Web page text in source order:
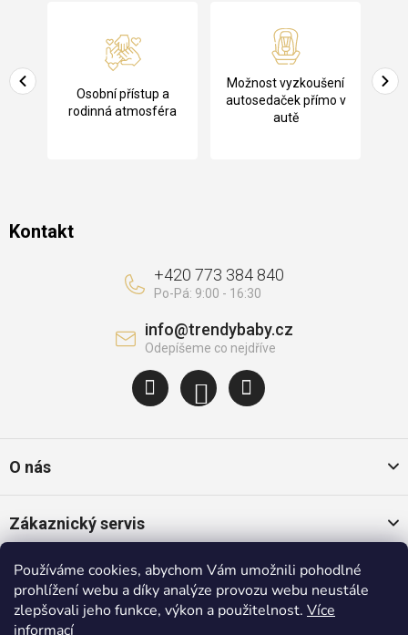
Používáme cookies, abychom Vám umožnili pohodlné
prohlížení webu a díky analýze provozu webu neustále
zlepšovali jeho funkce, výkon a použitelnost. Více
informací
a
Osobní přístup a
rodinná atmosféra
Možnost vyzkoušení
autosedaček přímo v
autě
Kontakt
info@trendybaby.cz
+420 773 384 840
O nás
Zákaznický servis
Oblíbené kategorie